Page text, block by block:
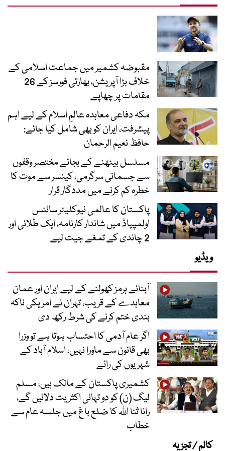
مقبوضہ کشمیر میں جماعت اسلامی کے
خلاف بڑا آپریشن، بھارتی فورسز کے 26
مقامات پر چھاپے
مکہ دفاعی معاہدہ عالمِ اسلام کے لیے اہم
پیشرفت، ایران کو بھی شامل کیا جائے:
حافظ نعیم الرحمان
مسلسل بیٹھنے کے بجائے مختصر وقفوں
سے جسمانی سرگرمی، کینسر سے موت کا
خطرہ کم کرنے میں مددگار قرار
پاکستان کا عالمی نیوکلیئر سائنس
اولمپیاڈ میں شاندار کارنامہ، ایک طلائی اور
2 چاندی کے تمغے جیت لیے
ویڈیو
آبنائے ہرمز کھولنے کے لیے ایران اور عمان
معاہدے کے قریب، تہران نے امریکی ناکہ
بندی ختم کرنے کی شرط رکھ دی
اگر عام آدمی کا احتساب ہوتا ہے تو وزرا
بھی قانون سے ماورا نہیں، اسلام آباد کے
شہریوں کی رائے
کشمیری پاکستان کے مالک ہیں، مسلم
لیگ (ن) کو دو تہائی اکثریت دلائیں گے،
رانا ثنا اللہ کا ضلع باغ میں جلسہ عام سے
خطاب
کالم / تجزیہ